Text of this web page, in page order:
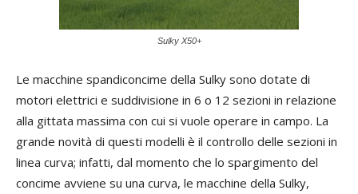
Sulky X50+
Le macchine spandiconcime della Sulky sono dotate di
motori elettrici e suddivisione in 6 o 12 sezioni in relazione
alla gittata massima con cui si vuole operare in campo. La
grande novità di questi modelli è il controllo delle sezioni in
linea curva; infatti, dal momento che lo spargimento del
concime avviene su una curva, le macchine della Sulky,